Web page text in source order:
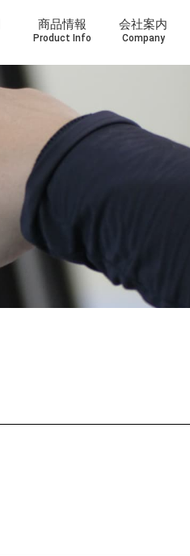
商品情報
Product Info
会社案内
Company